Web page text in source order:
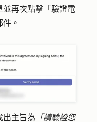
並再次點擊 「驗證電
。
出主旨為 「請驗證您